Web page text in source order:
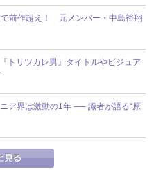
前作超え！ 元メンバー・中島裕翔
トリツカレ男』タイトルやビジュア
ア界は激動の1年 ── 識者が語る“原